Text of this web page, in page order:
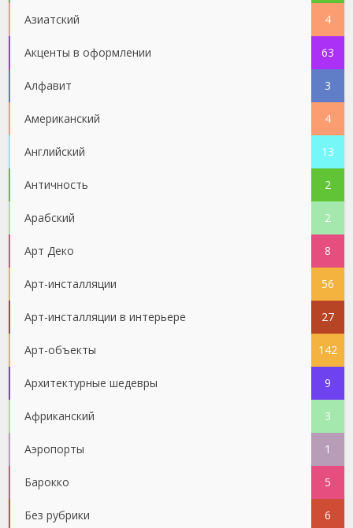
Азиатский 4
Акценты в оформлении 63
Алфавит 3
Американский 4
Английский 13
Античность 2
Арабский 2
Арт Деко 8
Арт-инсталляции 56
Арт-инсталляции в интерьере 27
Арт-объекты 142
Архитектурные шедевры 9
Африканский 3
Аэропорты 1
Барокко 5
Без рубрики 6